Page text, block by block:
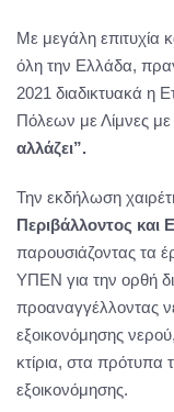
Με μεγάλη επιτυχία
όλη την Ελλάδα,
2021 διαδικτυακά η
Πόλεων με Λίμνες
αλλάζει”.
Την εκδήλωση
Περιβάλλοντος και
παρουσιάζοντας τα
ΥΠΕΝ για την ορθή
προαναγγέλλοντας
εξοικονόμησης
κτίρια, στα
εξοικονόμησης.